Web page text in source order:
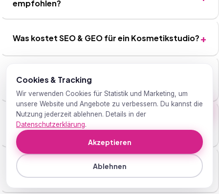
empfohlen?
Was kostet SEO & GEO für ein Kosmetikstudio?
Beauty-Studios?
Warum ist E-E-A-T für ästhetische Medizin
besonders wichtig?
Wie schnell sehe ich Ergebnisse bei Beauty-
SEO?
Cookies & Tracking
Wir verwenden Cookies für Statistik und Marketing, um
unsere Website und Angebote zu verbessern. Du kannst die
Nutzung jederzeit ablehnen. Details in der
Datenschutzerklärung.
Ablehnen
Akzeptieren